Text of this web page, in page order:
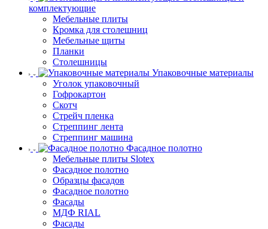
комплектующие
Мебельные плиты
Кромка для столешниц
Мебельные щиты
Планки
Столешницы
Упаковочные материалы
Уголок упаковочный
Гофрокартон
Скотч
Стрейч пленка
Стреппинг лента
Стреппинг машина
Фасадное полотно
Мебельные плиты Slotex
Фасадное полотно
Образцы фасадов
Фасадное полотно
Фасады
МДФ RIAL
Фасады